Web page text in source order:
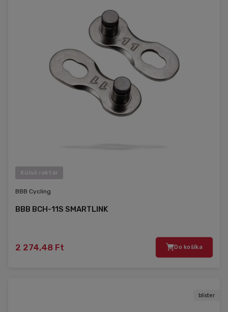
Külső raktár
BBB Cycling
BBB BCH-11S SMARTLINK
2 274,48 Ft Do košíka
blister